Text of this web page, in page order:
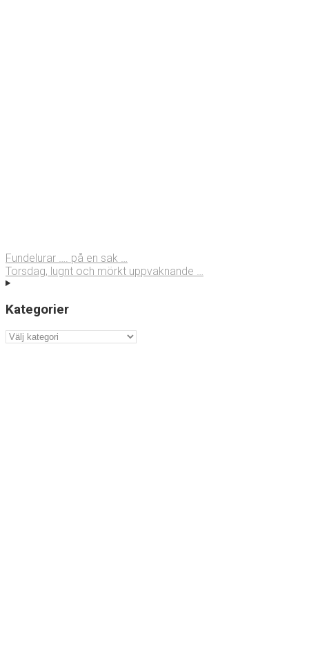
Fundelurar …. på en sak …
Torsdag, lugnt och mörkt uppvaknande …
Kategorier
Kategorier